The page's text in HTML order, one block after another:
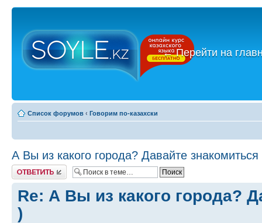
←Перейти на
Список форумов ‹ Говорим по-казахски
А Вы из какого города? Давайте знакомиться
Ответить
Re: А Вы из какого города?
)